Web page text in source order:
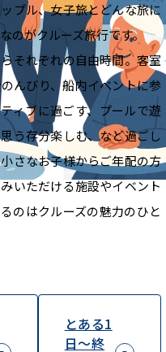
プル、女子旅とどんな旅に
のがクルーズ旅行です。
それぞれの自由時間。客室
んびり、船内イベントに参
ィブに過ごす、プールで遊
う存分楽しむ、など過ごし
さなお子様からご年配の方
いただける施設やイベント
のはクルーズの魅力のひと
とある1
日～終